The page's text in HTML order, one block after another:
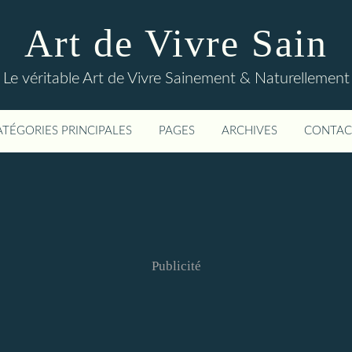
Art de Vivre Sain
Le véritable Art de Vivre Sainement & Naturellement
PRINCIPALES PAGES ARCHIVES
Publicité